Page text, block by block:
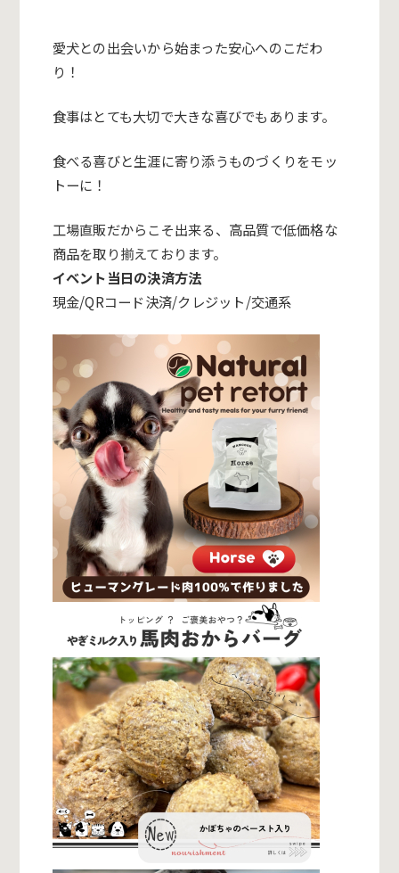
愛犬との出会いから始まった安心へのこだわ
り！
食事はとても大切で大きな喜びでもあります。
食べる喜びと生涯に寄り添うものづくりをモッ
トーに！
工場直販だからこそ出来る、高品質で低価格な
商品を取り揃えております。
イベント当日の決済方法
現金/QRコード決済/クレジット/交通系